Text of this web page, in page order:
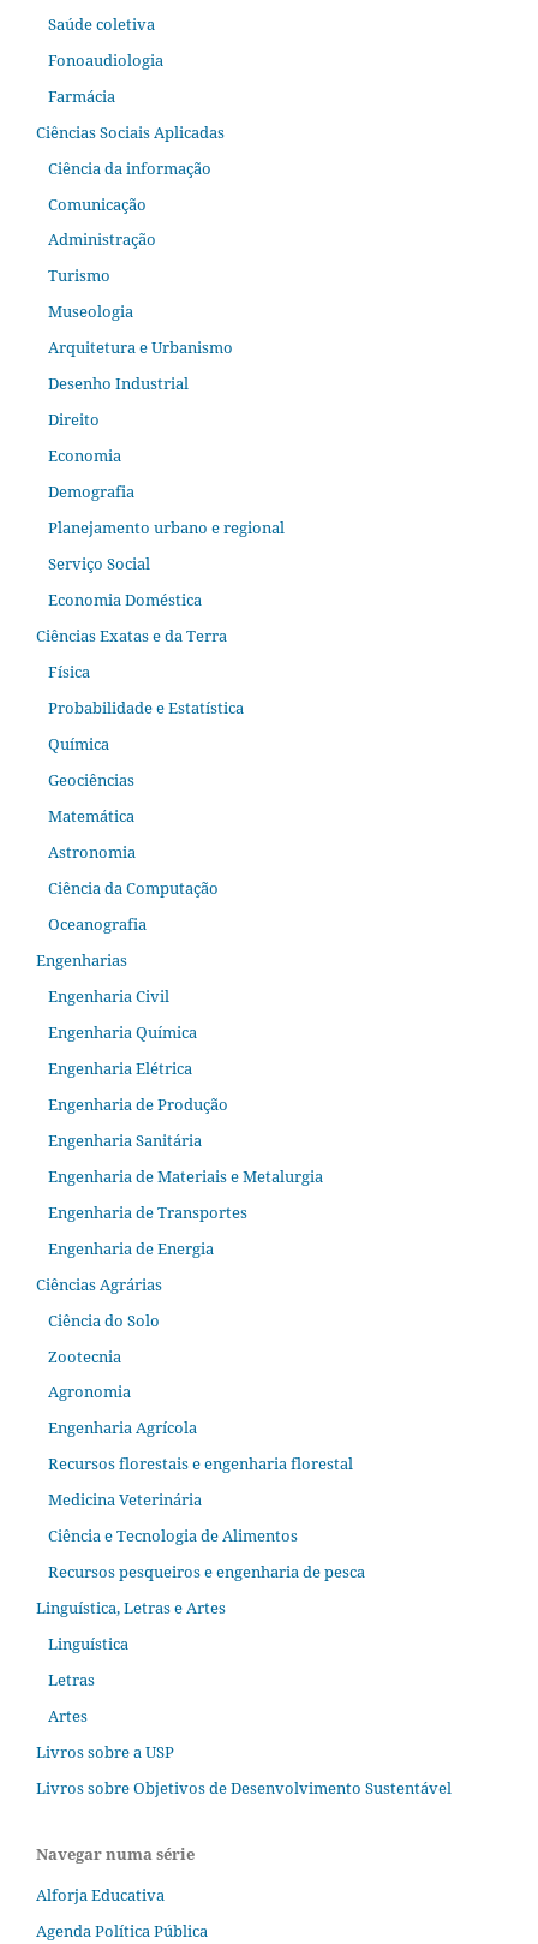
Saúde coletiva
Fonoaudiologia
Farmácia
Ciências Sociais Aplicadas
Ciência da informação
Comunicação
Administração
Turismo
Museologia
Arquitetura e Urbanismo
Desenho Industrial
Direito
Economia
Demografia
Planejamento urbano e regional
Serviço Social
Economia Doméstica
Ciências Exatas e da Terra
Física
Probabilidade e Estatística
Química
Geociências
Matemática
Astronomia
Ciência da Computação
Oceanografia
Engenharias
Engenharia Civil
Engenharia Química
Engenharia Elétrica
Engenharia de Produção
Engenharia Sanitária
Engenharia de Materiais e Metalurgia
Engenharia de Transportes
Engenharia de Energia
Ciências Agrárias
Ciência do Solo
Zootecnia
Agronomia
Engenharia Agrícola
Recursos florestais e engenharia florestal
Medicina Veterinária
Ciência e Tecnologia de Alimentos
Recursos pesqueiros e engenharia de pesca
Linguística, Letras e Artes
Linguística
Letras
Artes
Livros sobre a USP
Livros sobre Objetivos de Desenvolvimento Sustentável
Navegar numa série
Alforja Educativa
Agenda Política Pública